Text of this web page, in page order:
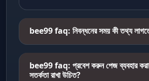
bee99 faq: নিবন্ধনের সময় কী তথ্য
bee99 faq: প্রবেশ করুন পেজ ব্যবহার
সতর্কতা রাখা উচিত?